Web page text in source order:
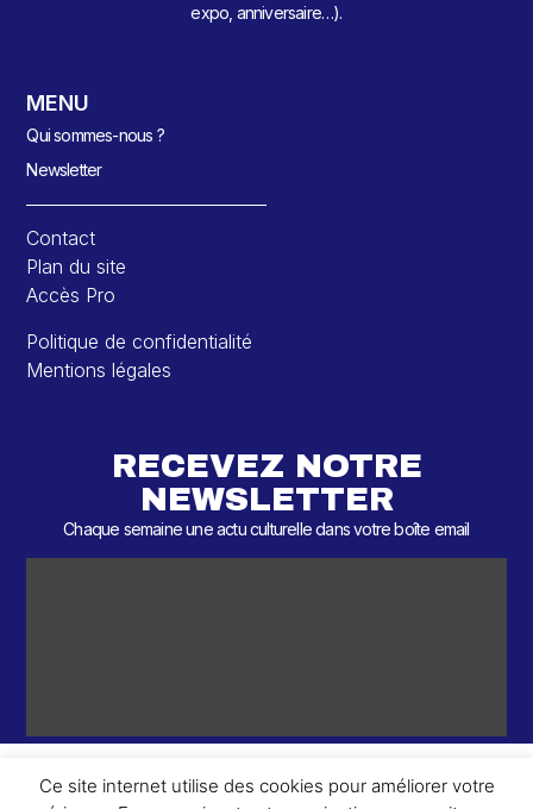
expo, anniversaire…).
MENU
Qui sommes-nous ?
Newsletter
Contact
Plan du site
Accès Pro
Politique de confidentialité
Mentions légales
RECEVEZ NOTRE
NEWSLETTER
Chaque semaine une actu culturelle dans votre boîte email
Ce site internet utilise des cookies pour améliorer votre